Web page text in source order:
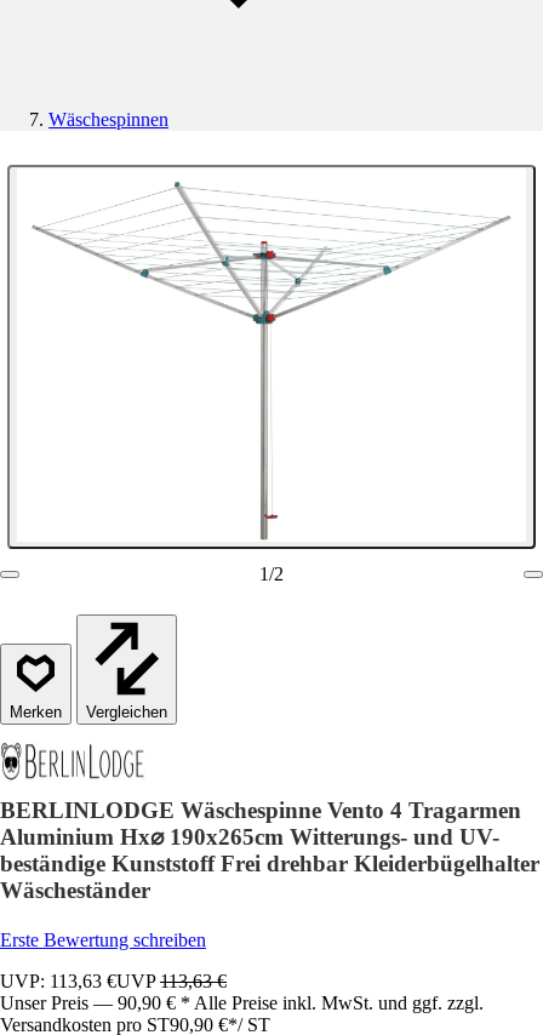
Wäschespinnen
1/2
Vergleichen
BERLINLODGE Wäschespinne Vento 4 Tragarmen
Aluminium Hx⌀ 190x265cm Witterungs- und UV-
beständige Kunststoff Frei drehbar Kleiderbügelhalter
Wäscheständer
Erste Bewertung schreiben
UVP: 113,63 €UVP113,63 €
Unser Preis — 90,90 € * Alle Preise inkl. MwSt. und ggf. zzgl.
Versandkosten pro ST90,90 €*/ ST